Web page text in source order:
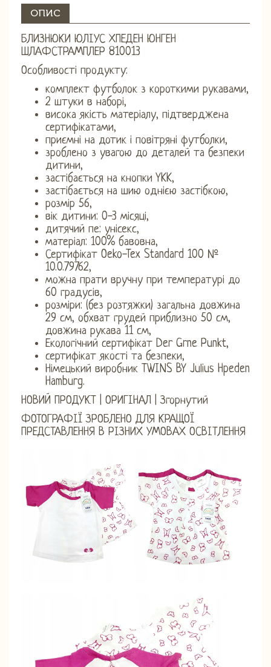
ОПИС
БЛИЗНЮКИ ЮЛІУС ХПЕДЕН ЮНГЕН
ШЛАФСТРАМПЛЕР 810013
Особливості продукту:
комплект футболок з короткими рукавами,
2 штуки в наборі,
висока якість матеріалу, підтверджена
сертифікатами,
приємні на дотик і повітряні футболки,
зроблено з увагою до деталей та безпеки
дитини,
застібається на кнопки YKK,
застібається на шию однією застібкою,
розмір 56,
вік дитини: 0-3 місяці,
дитячий пе: унісекс,
матеріал: 100% бавовна,
Сертифікат Oeko-Tex Standard 100 №
10.0.79762,
можна прати вручну при температурі до
60 градусів,
розміри: (без розтяжки) загальна довжина
29 см, обхват грудей приблизно 50 см,
довжина рукава 11 см,
Екологічний сертифікат Der Grne Punkt,
сертифікат якості та безпеки,
Німецький виробник TWINS BY Julius Hpeden
Hamburg.
НОВИЙ ПРОДУКТ | ОРИГІНАЛ | Згорнутий
ФОТОГРАФІЇ ЗРОБЛЕНО ДЛЯ КРАЩОЇ
ПРЕДСТАВЛЕННЯ В РІЗНИХ УМОВАХ ОСВІТЛЕННЯ